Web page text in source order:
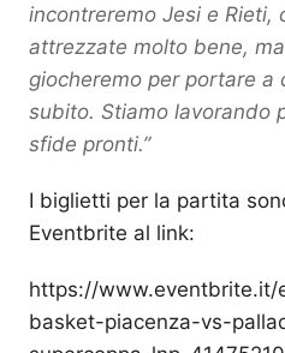
incontreremo Jesi e Rieti,
attrezzate molto bene,
giocheremo per portare a
subito. Stiamo lavorando
sfide pronti.”
I biglietti per la partita
Eventbrite al link:
https://
basket-piacenza-vs-